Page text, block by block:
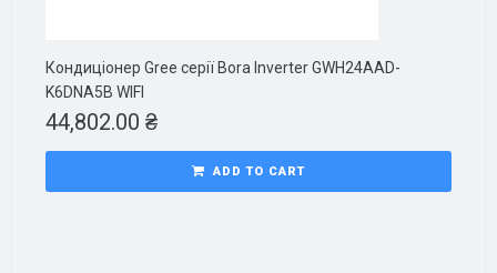
Кондиціонер Gree серії Bora Inverter GWH24AAD-
K6DNA5B WIFI
44,802.00 ₴
ADD TO CART